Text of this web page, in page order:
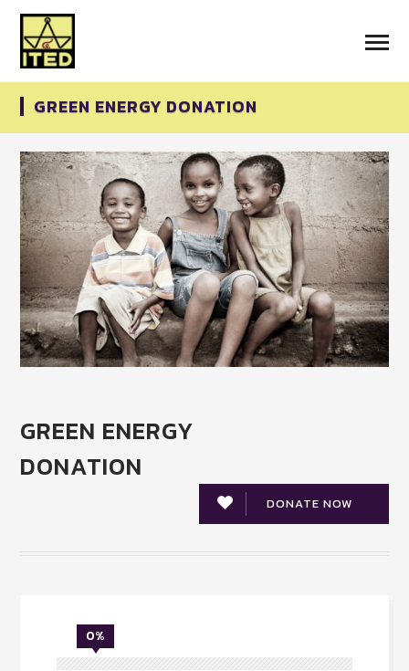
GREEN ENERGY DONATION
GREEN ENERGY
DONATION
DONATE NOW
0%